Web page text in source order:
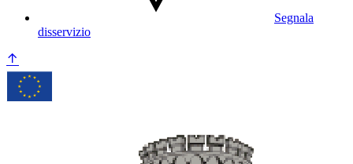
Segnala
disservizio